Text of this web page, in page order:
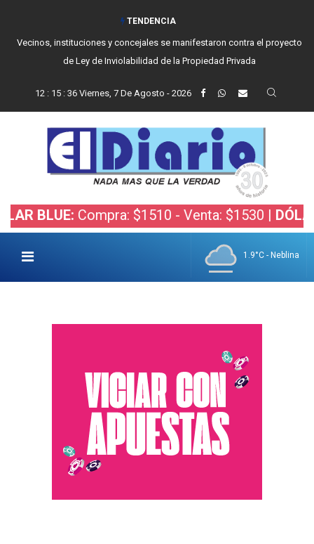
TENDENCIA
Vecinos, instituciones y concejales se manifestaron contra el proyecto
de Ley de Inviolabilidad de la Propiedad Privada
12: 15: 37 Viernes, 7 De Agosto - 2026
Compra: $1510 - Venta: $1530 |DÓLAR
1.9°C - Neblina